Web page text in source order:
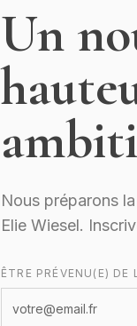
Un
Nous préparons
Elie Wiesel.
ÊTRE PRÉVENU(E) DE